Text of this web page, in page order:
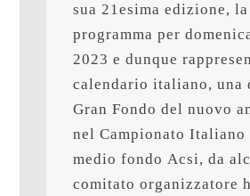
sua 21esima edizione,
programma per
2023 e dunque
calendario italiano, una
Gran Fondo del nuovo
nel Campionato Italiano
medio fondo Acsi, da
comitato organizzatore